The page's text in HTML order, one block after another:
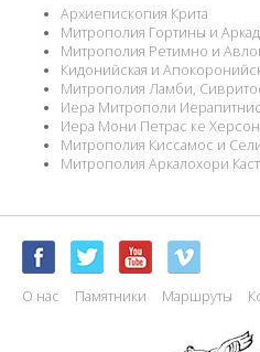
Архиепископия Крита
Митрополия Гортины и
Митрополия Ретимно и
Кидонийская и
Митрополия Ламби,
Иера Митрополи
Иера Мони Петрас ке
Митрополия Киссамос и
Митрополия Аркалохори
О нас Памятники Маршруты